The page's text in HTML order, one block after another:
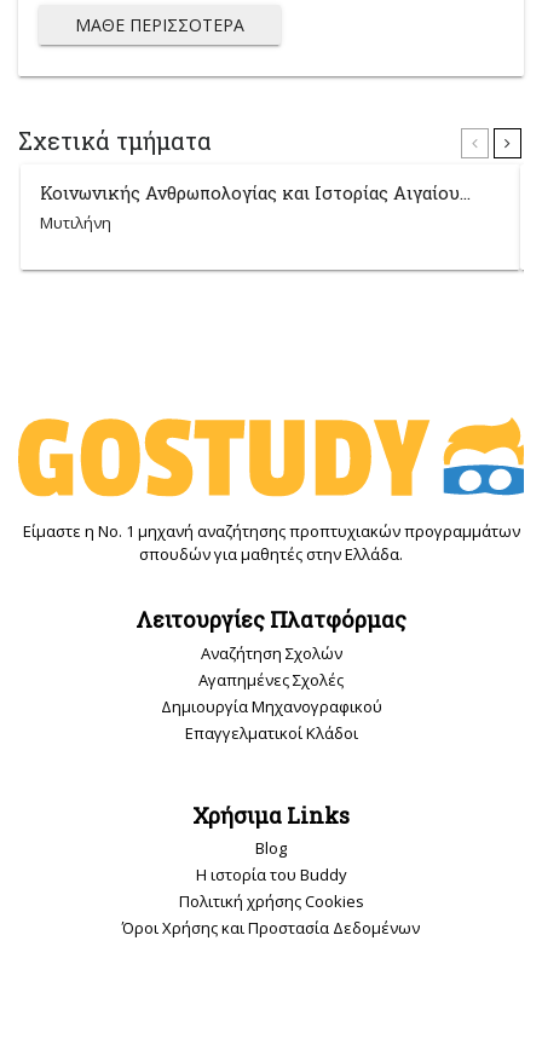
ΜΆΘΕ ΠΕΡΙΣΣΌΤΕΡΑ
Σχετικά τμήματα
Κοινωνικής Ανθρωπολογίας και Ιστορίας Αιγαίου...
Μυτιλήνη
Είμαστε η Νο. 1 μηχανή αναζήτησης προπτυχιακών προγραμμάτων
σπουδών για μαθητές στην Ελλάδα.
Λειτουργίες Πλατφόρμας
Αναζήτηση Σχολών
Αγαπημένες Σχολές
Δημιουργία Μηχανογραφικού
Επαγγελματικοί Κλάδοι
Χρήσιμα Links
Blog
Η ιστορία του Buddy
Πολιτική χρήσης Cookies
Όροι Χρήσης και Προστασία Δεδομένων